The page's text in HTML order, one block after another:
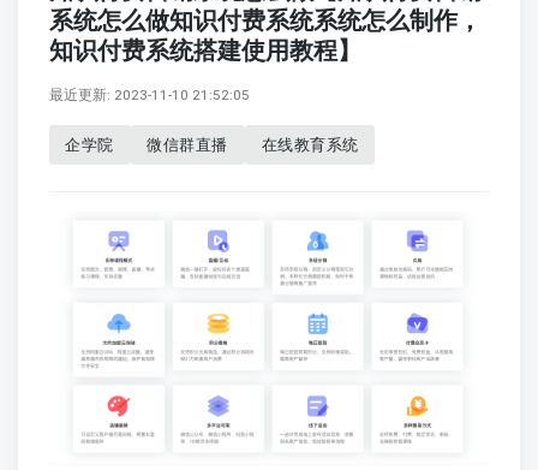
系统怎么做知识付费系统系统怎么制作，
知识付费系统搭建使用教程】
最近更新: 2023-11-10 21:52:05
企学院 微信群直播 在线教育系统